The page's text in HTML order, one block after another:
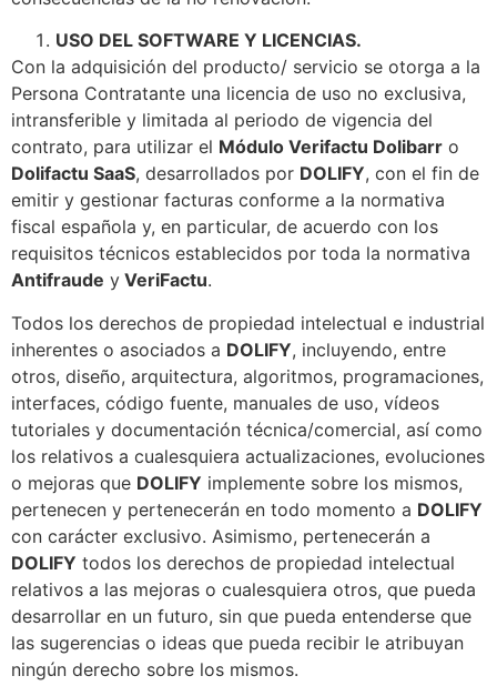
USO DEL SOFTWARE Y LICENCIAS.
Con la adquisición del producto/ servicio se otorga a la
Persona Contratante una licencia de uso no exclusiva,
intransferible y limitada al periodo de vigencia del
contrato, para utilizar el Módulo Verifactu Dolibarr o
Dolifactu SaaS, desarrollados por DOLIFY, con el fin de
emitir y gestionar facturas conforme a la normativa
fiscal española y, en particular, de acuerdo con los
requisitos técnicos establecidos por toda la normativa
Antifraude y VeriFactu.
Todos los derechos de propiedad intelectual e industrial
inherentes o asociados a DOLIFY, incluyendo, entre
otros, diseño, arquitectura, algoritmos, programaciones,
interfaces, código fuente, manuales de uso, vídeos
tutoriales y documentación técnica/comercial, así como
los relativos a cualesquiera actualizaciones, evoluciones
o mejoras que DOLIFY implemente sobre los mismos,
pertenecen y pertenecerán en todo momento a DOLIFY
con carácter exclusivo. Asimismo, pertenecerán a
DOLIFY todos los derechos de propiedad intelectual
relativos a las mejoras o cualesquiera otros, que pueda
desarrollar en un futuro, sin que pueda entenderse que
las sugerencias o ideas que pueda recibir le atribuyan
ningún derecho sobre los mismos.